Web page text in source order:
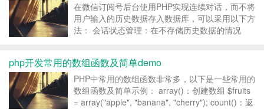
在微信订阅号后台使用PHP实现连续对话，而不将
用户输入的历史数据存入数据库，可以采用以下方
法： 会话状态管理：在不存储历史数据的情况
在先前的会话状态。如果存在，则根据先前的会话
状态进行响应；否...
php开发常用的数组函数及简单demo
PHP中常用的数组函数非常多，以下是一些常用的
数组函数及简单示例： array()：创建数组 $fruits
= array("apple", "banana", "cherry"); count()：返